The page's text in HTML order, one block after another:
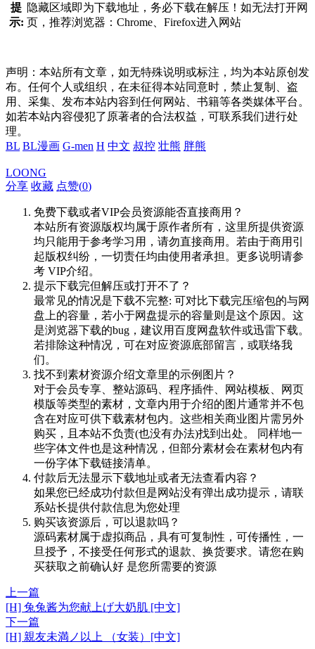
提
示:
隐藏区域即为下载地址，务必下载在解压！如无法打开网
页，推荐浏览器：Chrome、Firefox进入网站
声明：本站所有文章，如无特殊说明或标注，均为本站原创发
布。任何个人或组织，在未征得本站同意时，禁止复制、盗
用、采集、发布本站内容到任何网站、书籍等各类媒体平台。
如若本站内容侵犯了原著者的合法权益，可联系我们进行处
理。
BL BL漫画 G-men H 中文 叔控 壮熊 胖熊
LOONG
分享 收藏 点赞(0)
免费下载或者VIP会员资源能否直接商用？
本站所有资源版权均属于原作者所有，这里所提供资源
均只能用于参考学习用，请勿直接商用。若由于商用引
起版权纠纷，一切责任均由使用者承担。更多说明请参
考 VIP介绍。
提示下载完但解压或打开不了？
最常见的情况是下载不完整: 可对比下载完压缩包的与网
盘上的容量，若小于网盘提示的容量则是这个原因。这
是浏览器下载的bug，建议用百度网盘软件或迅雷下载。
若排除这种情况，可在对应资源底部留言，或联络我
们。
找不到素材资源介绍文章里的示例图片？
对于会员专享、整站源码、程序插件、网站模板、网页
模版等类型的素材，文章内用于介绍的图片通常并不包
含在对应可供下载素材包内。这些相关商业图片需另外
购买，且本站不负责(也没有办法)找到出处。 同样地一
些字体文件也是这种情况，但部分素材会在素材包内有
一份字体下载链接清单。
付款后无法显示下载地址或者无法查看内容？
如果您已经成功付款但是网站没有弹出成功提示，请联
系站长提供付款信息为您处理
购买该资源后，可以退款吗？
源码素材属于虚拟商品，具有可复制性，可传播性，一
旦授予，不接受任何形式的退款、换货要求。请您在购
买获取之前确认好 是您所需要的资源
上一篇
[H] 兔兔酱为您献上げ大奶肌 [中文]
下一篇
[H] 親友未満ノ以上 （女装）[中文]